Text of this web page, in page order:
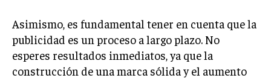
Soy Ricardo Serrano, apasionado de la
comunicación persuasiva. Con más de 10 años de
experiencia, uso la palabra escrita para crear
estrategias de marketing exitosas. Amante de la
poesía y el ajedrez, siempre busco el enfoque creativo en cada
Asimismo, es fundamental tener en cuenta que la
publicidad es un proceso a largo plazo. No
esperes resultados inmediatos, ya que la
construcción de una marca sólida y el aumento